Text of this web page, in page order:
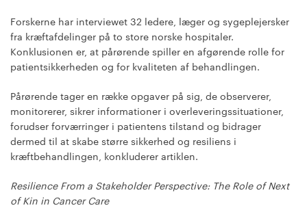
Forskerne har interviewet 32 ledere, læger og sygeplejersker
fra kræftafdelinger på to store norske hospitaler.
Konklusionen er, at pårørende spiller en afgørende rolle for
patientsikkerheden og for kvaliteten af behandlingen.
Pårørende tager en række opgaver på sig, de observerer,
monitorerer, sikrer informationer i overleveringssituationer,
forudser forværringer i patientens tilstand og bidrager
dermed til at skabe større sikkerhed og resiliens i
kræftbehandlingen, konkluderer artiklen.
ResilienceFrom a StakeholderPerspective: The Role ofNext
of Kin in Cancer Care